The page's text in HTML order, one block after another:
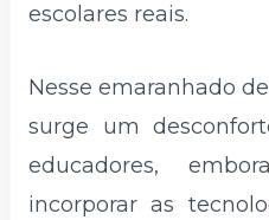
escolares reais.
Nesse emaranhado
surge um
educadores,
incorporar as